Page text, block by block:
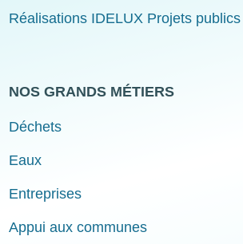
Réalisations IDELUX Projets publics
NOS GRANDS MÉTIERS
Déchets
Eaux
Entreprises
Appui aux communes